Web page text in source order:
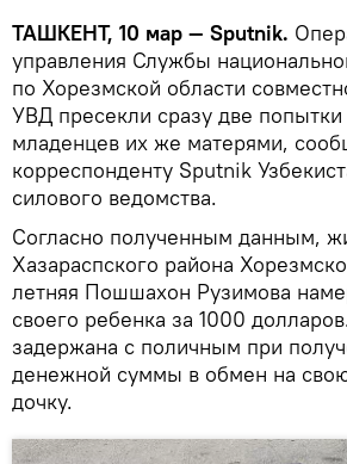
ТАШКЕНТ, 10 мар — Sputnik.
управления Службы
по Хорезмской области
УВД пресекли сразу две
младенцев их же матерями,
корреспонденту Sputnik
силового ведомства.
Согласно полученным данным,
Хазараспского района
летняя Пошшахон Рузимова
своего ребенка за 1000
задержана с поличным при
денежной суммы в обмен на
дочку.